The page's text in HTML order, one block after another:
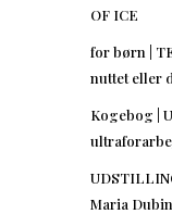
OF ICE
for børn |
nuttet eller
Kogebog |
Maria Dubin